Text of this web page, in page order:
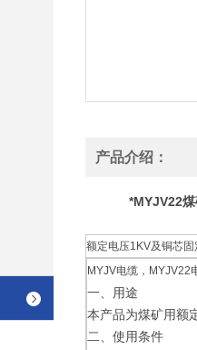
产品介绍：
*MYJV22
额定电压1KV及铜芯
MYJV电缆，MYJV22
一、用途
本产品为煤矿用额
二、使用条件